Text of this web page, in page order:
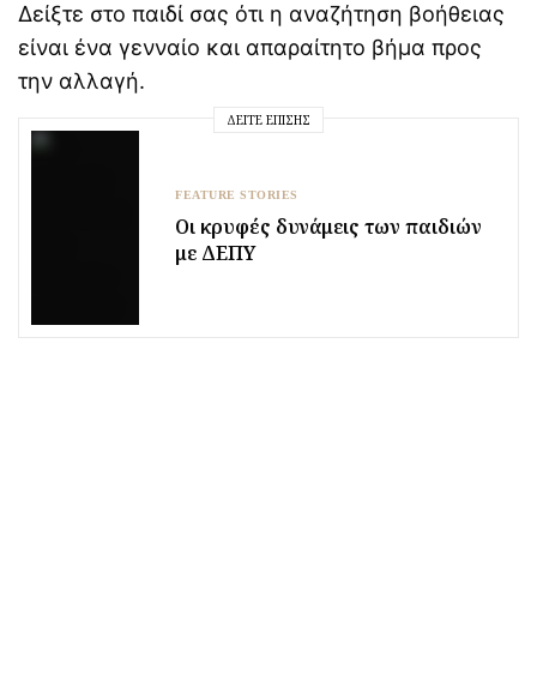
Δείξτε στο παιδί σας ότι η αναζήτηση βοήθειας
είναι ένα γενναίο και απαραίτητο βήμα προς
την αλλαγή.
ΔΕΊΤΕ ΕΠΊΣΗΣ
FEATURE STORIES
Οι κρυφές δυνάμεις των παιδιών
με ΔΕΠΥ